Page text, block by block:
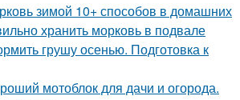
зимой 10+ способов в домашних
хранить морковь в подвале
грушу осенью. Подготовка к
мотоблок для дачи и огорода.